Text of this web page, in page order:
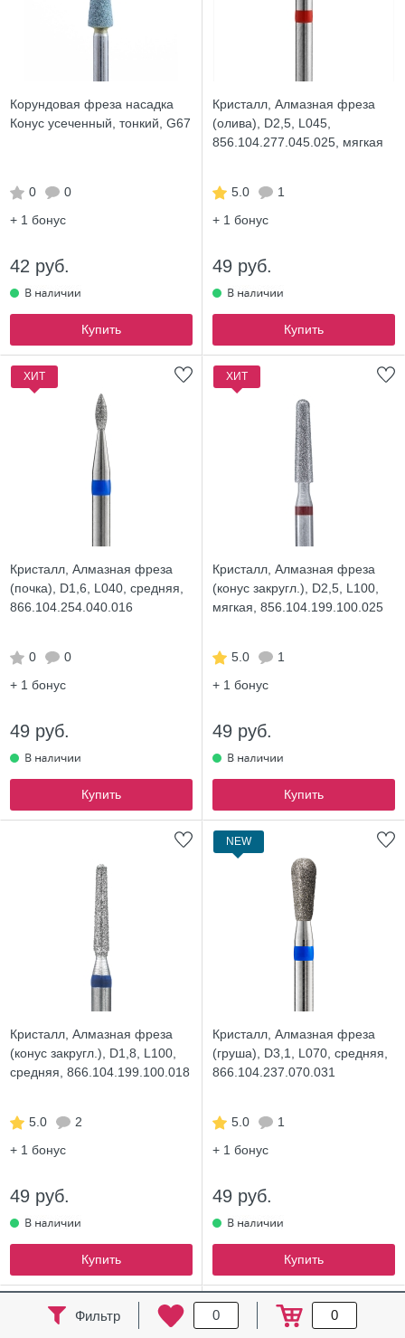
Фильтр 0 0
Корундовая фреза насадка
Конус усеченный, тонкий, G67
0
0
+ 1 бонус
42 руб.
Купить
Кристалл, Алмазная фреза
(олива), D2,5, L045,
856.104.277.045.025, мягкая
5.0
1
+ 1 бонус
49 руб.
Купить
ХИТ
Кристалл, Алмазная фреза
(почка), D1,6, L040, средняя,
866.104.254.040.016
0
0
+ 1 бонус
49 руб.
Купить
ХИТ
Кристалл, Алмазная фреза
(конус закругл.), D2,5, L100,
мягкая, 856.104.199.100.025
5.0
1
+ 1 бонус
49 руб.
Купить
Кристалл, Алмазная фреза
(конус закругл.), D1,8, L100,
средняя, 866.104.199.100.018
5.0
2
+ 1 бонус
49 руб.
Купить
NEW
Кристалл, Алмазная фреза
(груша), D3,1, L070, средняя,
866.104.237.070.031
5.0
1
+ 1 бонус
49 руб.
Купить
NEW